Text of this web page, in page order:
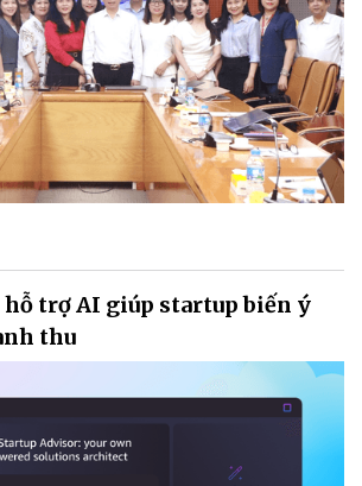
trợ AI giúp startup biến ý
thu